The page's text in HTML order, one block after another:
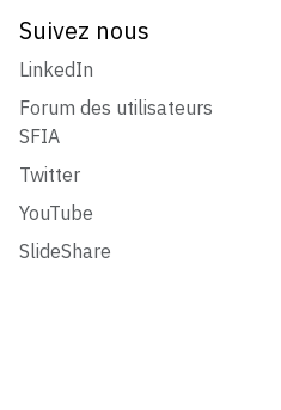
Suivez nous
LinkedIn
Forum des utilisateurs
SFIA
Twitter
YouTube
SlideShare